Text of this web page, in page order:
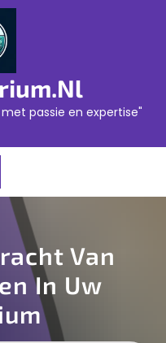
passie en expertise"
Open
Van
In Uw